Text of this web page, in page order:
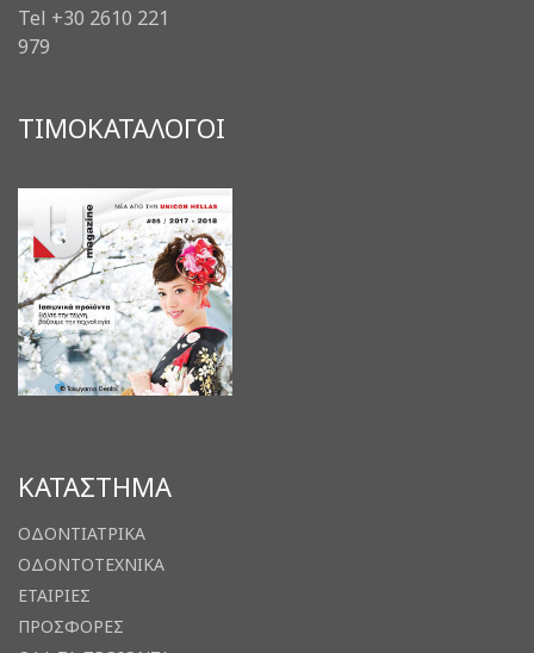
Tel +30 2610 221
979
ΤΙΜΟΚΑΤΑΛΟΓΟΙ
ΚΑΤΑΣΤΗΜΑ
ΟΔΟΝΤΙΑΤΡΙΚΑ
ΟΔΟΝΤΟΤΕΧΝΙΚΑ
ΕΤΑΙΡΙΕΣ
ΠΡΟΣΦΟΡΕΣ